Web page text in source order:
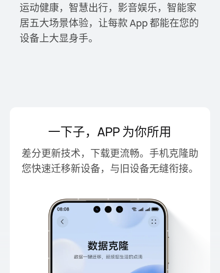
运动健康，智⁠慧出⁠行，影音娱乐，智能家
居五大场景体验，让每款 App 都能在您的
设备上大显身手。
一下子，APP 为你所用
差分更新技术，下载更流畅。手机克隆助
您快速迁移新设备，与旧设备无缝衔接。